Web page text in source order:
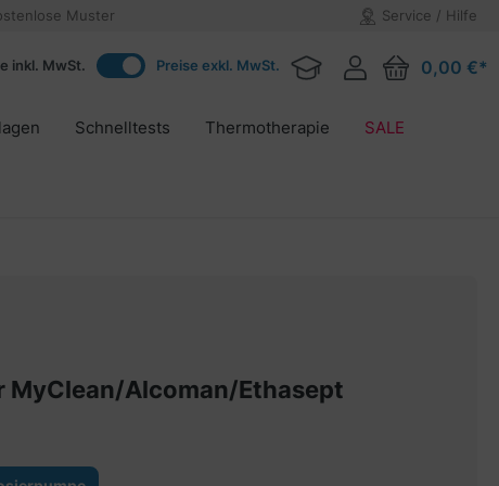
Muster Service / Hilfe
inkl. MwSt. Preise exkl. MwSt. 0,00 €*
Schnelltests Thermotherapie SALE
MyClean/Alcoman/Ethasept